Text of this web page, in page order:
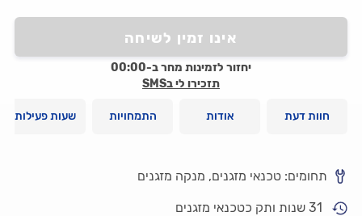
אינו זמין לשיחה
יחזור לזמינות מחר ב-00:00
תזכירו לי בSMS
חוות דעת אודות התמחויות שעות פעילות
תחומים: טכנאי מזגנים, מנקה מזגנים
31 שנות ותק כטכנאי מזגנים